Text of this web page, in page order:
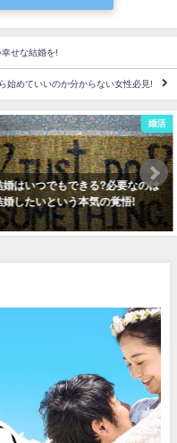
せな結婚を!
始めていいのか分からない女性必見!
婚活
婚相談所での出会いは人に言え
い?効率的な出会いは現代の常識